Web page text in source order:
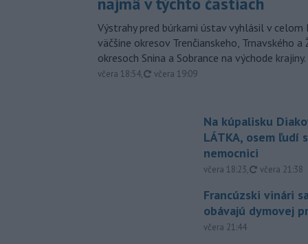
Výstrahy pred búrkami ústav vyhlásil v
väčšine okresov Trenčianskeho, Trnavského a
okresoch Snina a Sobrance na východe krajiny.
včera 18:54, aktualizované
včera 19:09
Na kúpalisku
LÁTKA, osem ľudí
nemocnici
včera 18:23, aktualizované
včera 21:38
Francúzski vinári
obávajú dymovej
včera 21:44